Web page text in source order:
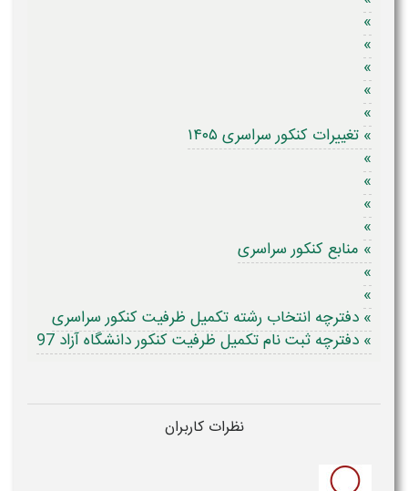
»
»
»
»
»
» تغییرات کنکور سراسری ۱۴۰۵
»
»
»
»
» منابع کنکور سراسری
»
»
» دفترچه انتخاب رشته تکمیل ظرفیت کنکور سراسری
» دفترچه ثبت نام تکمیل ظرفیت کنکور دانشگاه آزاد 97
نظرات کاربران